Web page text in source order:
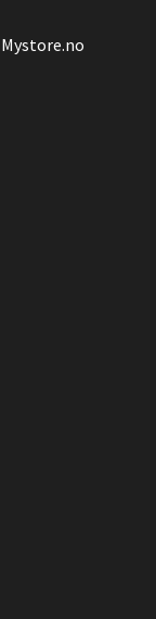
Mystore.no